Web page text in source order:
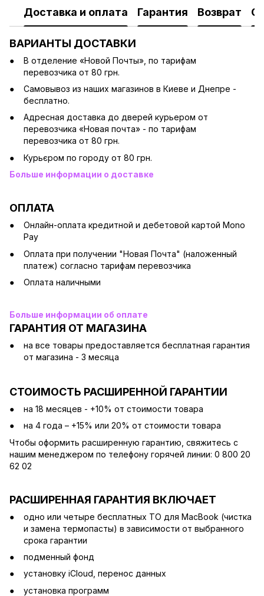
Доставка и оплата Гарантия Возврат
ВАРИАНТЫ ДОСТАВКИ
В отделение «Новой Почты», по тарифам
перевозчика от 80 грн.
Cамовывоз из наших магазинов в Киеве и Днепре -
бесплатно.
Адресная доставка до дверей курьером от
перевозчика «Новая почта» - по тарифам
перевозчика от 80 грн.
Курьєром по городу от 80 грн.
Больше информации о доставке
ОПЛАТА
Онлайн-оплата кредитной и дебетовой картой Mono
Pay
Оплата при получении "Новая Почта" (наложенный
платеж) согласно тарифам перевозчика
Оплата наличными
Больше информации об оплате
ГАРАНТИЯ ОТ МАГАЗИНА
на все товары предоставляется бесплатная гарантия
от магазина - 3 месяца
СТОИМОСТЬ РАСШИРЕННОЙ ГАРАНТИИ
на 18 месяцев - +10% от стоимости товара
на 4 года – +15% или 20% от стоимости товара
Чтобы оформить расширенную гарантию, свяжитесь с
нашим менеджером по телефону горячей линии: 0 800 20
62 02
РАСШИРЕННАЯ ГАРАНТИЯ ВКЛЮЧАЕТ
одно или четыре бесплатных ТО для MacBook (чистка
и замена термопасты) в зависимости от выбранного
срока гарантии
подменный фонд
установку iCloud, перенос данных
установка программ